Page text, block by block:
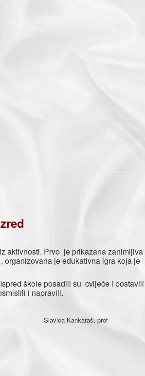
Prvo je prikazana zanimljiva
je edukativna igra koja je
škole posadili su cvijeće i postavili
i napravili.
prof